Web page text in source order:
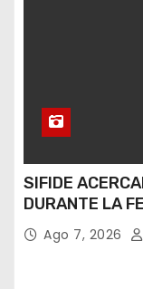
SIFIDE
DURANTE LA
Ago 7, 2026